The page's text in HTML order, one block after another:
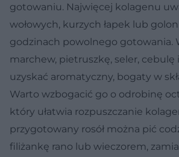
gotowaniu. Najwięcej kolagenu
wołowych, kurzych łapek lub
godzinach powolnego gotowania.
marchew, pietruszkę, seler, cebulę
uzyskać aromatyczny, bogaty w
Warto wzbogacić go o odrobinę
który ułatwia rozpuszczanie
przygotowany rosół można pić
filiżankę rano lub wieczorem,